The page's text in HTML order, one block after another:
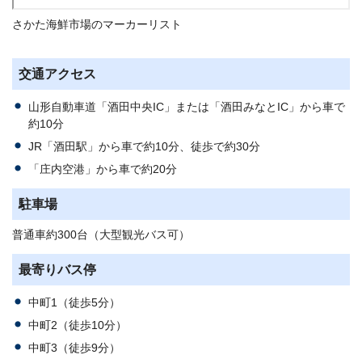
さかた海鮮市場のマーカーリスト
交通アクセス
山形自動車道「酒田中央IC」または「酒田みなとIC」から車で
約10分
JR「酒田駅」から車で約10分、徒歩で約30分
「庄内空港」から車で約20分
駐車場
普通車約300台（大型観光バス可）
最寄りバス停
中町1（徒歩5分）
中町2（徒歩10分）
中町3（徒歩9分）